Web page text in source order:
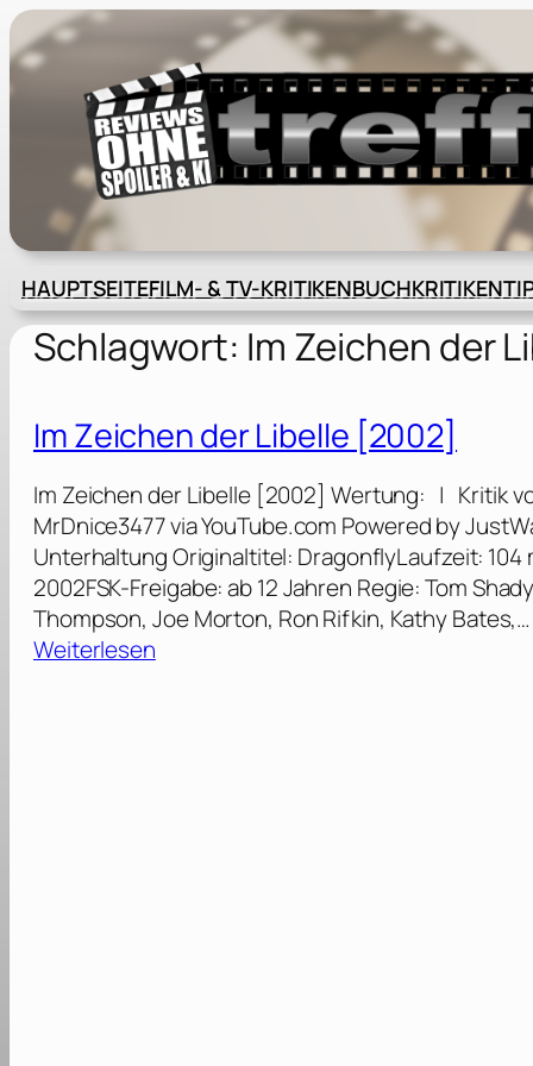
Zum
Inhalt
springen
HAUPTSEITEFILM- & TV-KRITIKENBUCHKRITIKEN
Schlagwort: Im Zeichen der
Im Zeichen der Libelle [2002]
Im Zeichen der Libelle [2002] Wertung: | Kritik
MrDnice3477 via YouTube.com Powered by
Unterhaltung Originaltitel: DragonflyLaufzeit:
2002FSK-Freigabe: ab 12 Jahren Regie: Tom
Thompson, Joe Morton, Ron Rifkin, Kathy Bates,…
Weiterlesen: